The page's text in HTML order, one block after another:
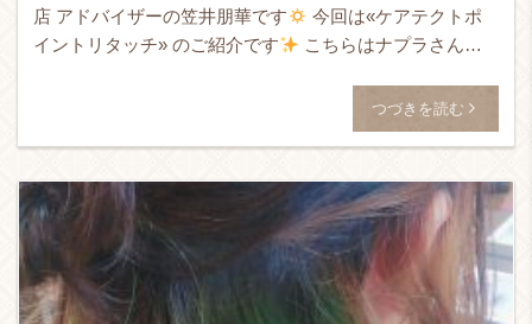
店 アドバイザーの笠井朋華です
今回は«ケアテクトポ
イントリタッチ» のご紹介です
こちらはナプラさんの
つづきを読む